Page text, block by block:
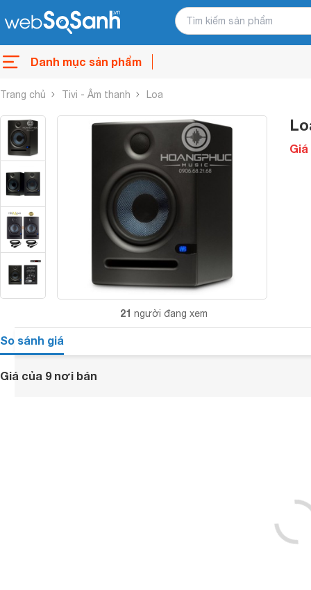
Danh mục sản phẩm
Trang chủ Tivi - Âm thanh Loa
21 người đang xem
Giá
So sánh giá
Giá của 9 nơi bán